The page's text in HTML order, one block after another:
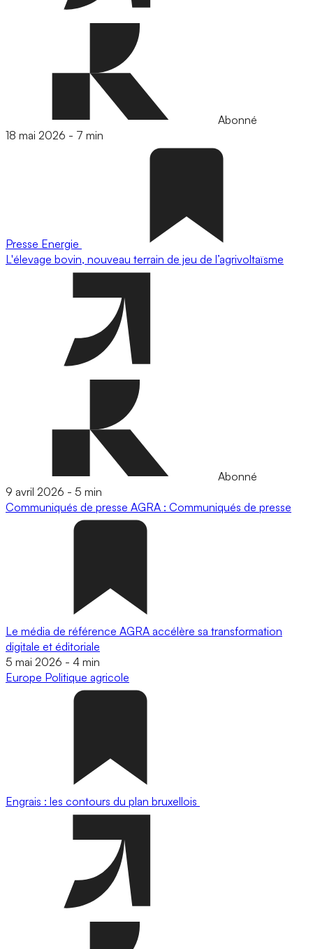
Abonné
18 mai 2026 - 7 min
Presse Energie
L'élevage bovin, nouveau terrain de jeu de l’agrivoltaïsme
Abonné
9 avril 2026 - 5 min
Communiqués de presse AGRA : Communiqués de presse
Le média de référence AGRA accélère sa transformation
digitale et éditoriale
5 mai 2026 - 4 min
Europe Politique agricole
Engrais : les contours du plan bruxellois